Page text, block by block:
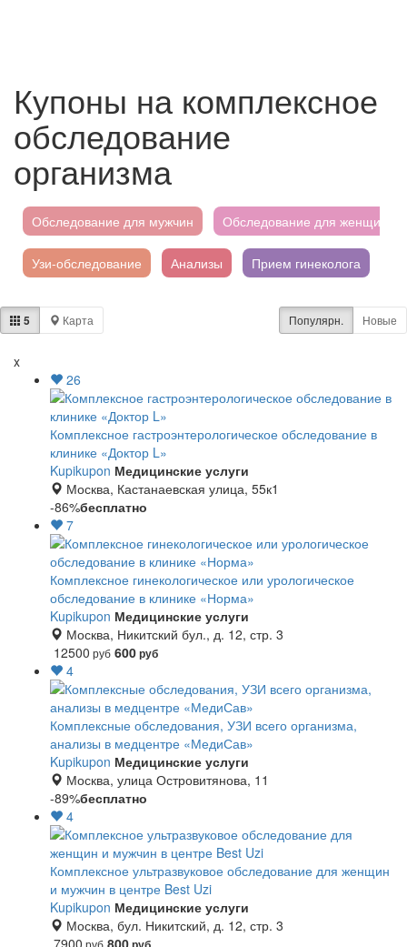
Купоны на комплексное
обследование
организма
Обследование для мужчин Обследование для женщин
Узи-обследование Анализы Прием гинеколога
Гастроэнтерологическое обследование Гинеколог
5 Карта Популярн. Новые
x
26
Комплексное гастроэнтерологическое обследование в
клинике «Доктор L»
Kupikupon Медицинские услуги
Москва, Кастанаевская улица, 55к1
-86%бесплатно
7
Комплексное гинекологическое или урологическое
обследование в клинике «Норма»
Kupikupon Медицинские услуги
Москва, Никитский бул., д. 12, стр. 3
12500 руб 600руб
4
Комплексные обследования, УЗИ всего организма,
анализы в медцентре «МедиСав»
Kupikupon Медицинские услуги
Москва, улица Островитянова, 11
-89%бесплатно
4
Комплексное ультразвуковое обследование для женщин
и мужчин в центре Best Uzi
Kupikupon Медицинские услуги
Москва, бул. Никитский, д. 12, стр. 3
7900 руб 800